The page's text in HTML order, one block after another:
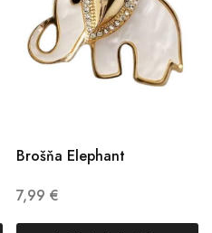
Brošňa Elephant
7,99 €